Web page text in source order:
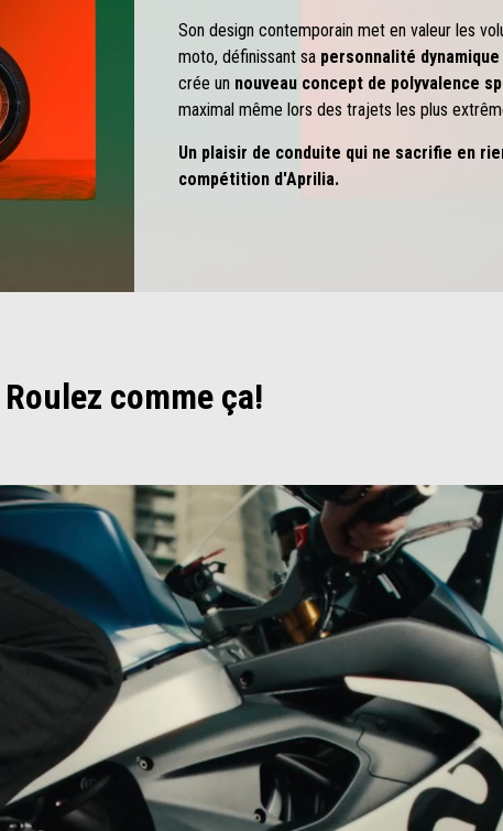
Son design contemporain met en valeur les
moto, définissant sa personnalité dynamique
crée un nouveau concept de polyvalence
maximal même lors des trajets les plus
Un plaisir de conduite qui ne sacrifie en
compétition d'Aprilia.
Roulez comme ça!